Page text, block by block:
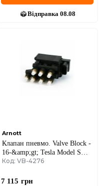
Відправка 08.08
Arnott
Клапан пневмо. Valve Block -
16-&amp;gt; Tesla Model S
(5YJS)/Model X (5YJX)
Код: VB-4276
7 115 грн